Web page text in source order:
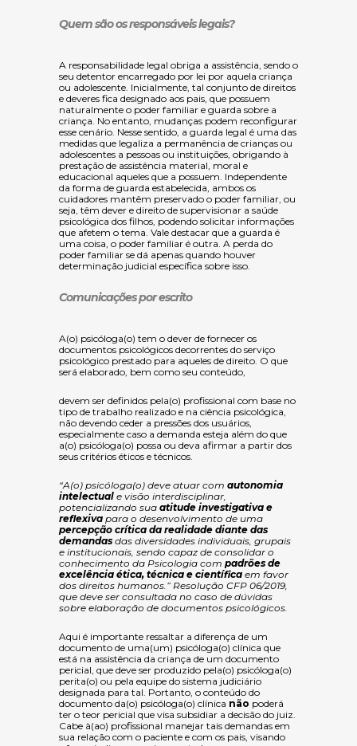
Quem são os responsáveis legais?
A responsabilidade legal obriga a assistência, sendo o
seu detentor encarregado por lei por aquela criança
ou adolescente. Inicialmente, tal conjunto de direitos
e deveres fica designado aos pais, que possuem
naturalmente o poder familiar e guarda sobre a
criança. No entanto, mudanças podem reconfigurar
esse cenário. Nesse sentido, a guarda legal é uma das
medidas que legaliza a permanência de crianças ou
adolescentes a pessoas ou instituições, obrigando à
prestação de assistência material, moral e
educacional aqueles que a possuem. Independente
da forma de guarda estabelecida, ambos os
cuidadores mantêm preservado o poder familiar, ou
seja, têm dever e direito de supervisionar a saúde
psicológica dos filhos, podendo solicitar informações
que afetem o tema. Vale destacar que a guarda é
uma coisa, o poder familiar é outra. A perda do
poder familiar se dá apenas quando houver
determinação judicial específica sobre isso.
Comunicações por escrito
A(o) psicóloga(o) tem o dever de fornecer os
documentos psicológicos decorrentes do serviço
psicológico prestado para aqueles de direito. O que
será elaborado, bem como seu conteúdo,
devem ser definidos pela(o) profissional com base no
tipo de trabalho realizado e na ciência psicológica,
não devendo ceder a pressões dos usuários,
especialmente caso a demanda esteja além do que
a(o) psicóloga(o) possa ou deva afirmar a partir dos
seus critérios éticos e técnicos.
“A(o) psicóloga(o) deve atuar com autonomia
intelectual e visão interdisciplinar,
potencializando sua atitude investigativa e
reflexiva para o desenvolvimento de uma
percepção crítica da realidade diante das
demandas das diversidades individuais, grupais
e institucionais, sendo capaz de consolidar o
conhecimento da Psicologia com padrões de
excelência ética, técnica e científica em favor
dos direitos humanos.” Resolução CFP 06/2019,
que deve ser consultada no caso de dúvidas
sobre elaboração de documentos psicológicos.
Aqui é importante ressaltar a diferença de um
documento de uma(um) psicóloga(o) clínica que
está na assistência da criança de um documento
pericial, que deve ser produzido pela(o) psicóloga(o)
perita(o) ou pela equipe do sistema judiciário
designada para tal. Portanto, o conteúdo do
documento da(o) psicóloga(o) clínica não poderá
ter o teor pericial que visa subsidiar a decisão do juiz.
Cabe à(ao) profissional manejar tais demandas em
sua relação com o paciente e com os pais, visando